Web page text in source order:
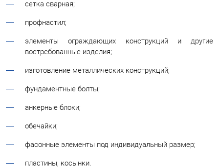
сетка сварная;
профнастил;
элементы ограждающих конструкций и другие
востребованные изделия;
изготовление металлических конструкций;
фундаментные болты;
анкерные блоки;
обечайки;
фасонные элементы под индивидуальный размер;
пластины, косынки.